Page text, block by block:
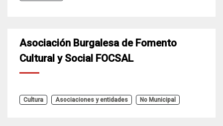
Asociación Burgalesa de Fomento
Cultural y Social FOCSAL
Cultura Asociaciones y entidades No Municipal